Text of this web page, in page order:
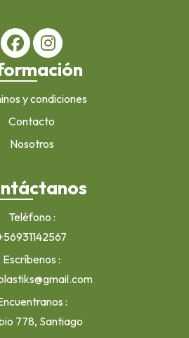
y condiciones
Contacto
Nosotros
Teléfono
Escríbenos
778, Santiago